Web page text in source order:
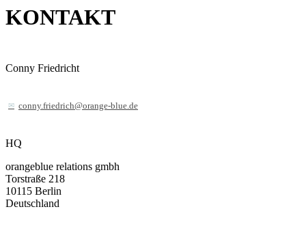
KONTAKT
Conny Friedricht
conny.friedrich@orange-blue.de
HQ
orangeblue relations gmbh
Torstraße 218
10115 Berlin
Deutschland